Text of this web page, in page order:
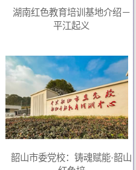
湖南红色教育培训基地介绍－
平江起义
韶山市委党校：铸魂赋能·韶山